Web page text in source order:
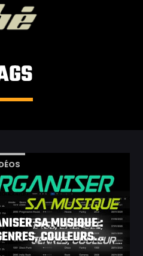
SA MUSIQUE :
COULEURS…